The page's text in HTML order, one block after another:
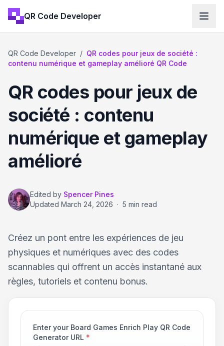
QR Code Developer
QR Code Developer / QR codes pour jeux de société :
contenu numérique et gameplay amélioré QR Code
QR codes pour jeux de
société : contenu
numérique et gameplay
amélioré
Edited by Spencer Pines
Updated March 24, 2026 · 5 min read
Créez un pont entre les expériences de jeu
physiques et numériques avec des codes
scannables qui offrent un accès instantané aux
règles, tutoriels et contenu bonus.
Enter your Board Games Enrich Play QR Code
Generator URL *